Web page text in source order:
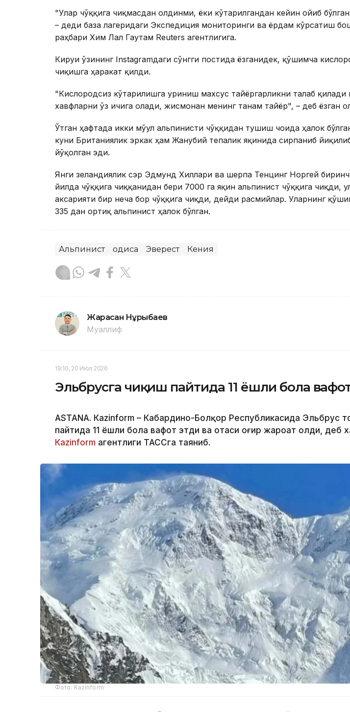
"Улар чўққига чиқмасдан олдинми, ёки кўтарилгандан кейин ғойиб
– деди база лагеридаги Экспедиция мониторинги ва ёрдам кўрсатиш
раҳбари Хим Лал Гаутам Reuters агентлигига.
Кируи ўзининг Instagramдаги сўнгги постида ёзганидек, қўшимча
чиқишга ҳаракат қилди.
"Кислородсиз кўтарилишга уриниш махсус тайёргарликни талаб
хавфларни ўз ичига олади, жисмонан менинг танам тайёр", – деб ёзган
Ўтган ҳафтада икки мўғул альпинисти чўққидан тушиш чоғида ҳалок
куни Британиялик эркак ҳам Жанубий тепалик яқинида сирпаниб
йўқолган эди.
Янги зеландиялик сэр Эдмунд Хиллари ва шерпа Тенцинг Норгей
йилда чўққига чиққанидан бери 7000 га яқин альпинист чўққига чиқди,
аксарияти бир неча бор чўққига чиқди, дейди расмийлар. Уларнинг
335 дан ортиқ альпинист ҳалок бўлган.
Альпинист Ҳодиса Эверест Кения
Жарасқан Нұрыбаев
Муаллиф
19:10, 20 Июл 2026
Эльбрусга чиқиш пайтида 11 ёшли бола
ASTANА. Кazinform – Кабардино-Болқор Республикасида Эльбрус
пайтида 11 ёшли бола вафот этди ва отаси оғир жароҳат олди, деб
Кazinform агентлиги ТАССга таяниб.
Фото: Kazinform